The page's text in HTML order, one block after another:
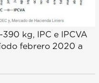
kg, IPC e IPCVA
febrero 2020 a